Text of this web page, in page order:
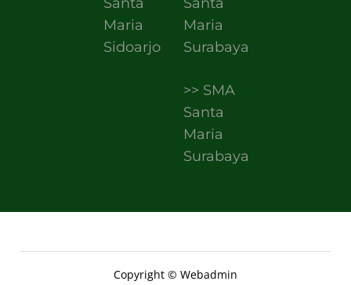
Maria
Sidoarjo
Maria
Surabaya
>> SMA
Santa
Maria
Surabaya
Copyright © Webadmin